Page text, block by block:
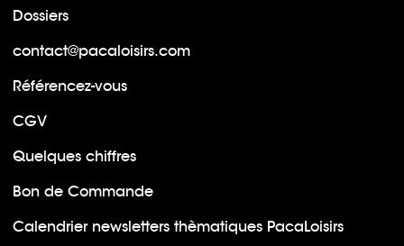
Dossiers
contact@pacaloisirs.com
Référencez-vous
CGV
Quelques chiffres
Bon de Commande
Calendrier newsletters thèmatiques PacaLoisirs